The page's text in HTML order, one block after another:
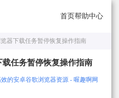
首页帮助中心
览器下载任务暂停恢复操作指南
载任务暂停恢复操作指南
的安卓谷歌浏览器资源 - 喔趣啊网